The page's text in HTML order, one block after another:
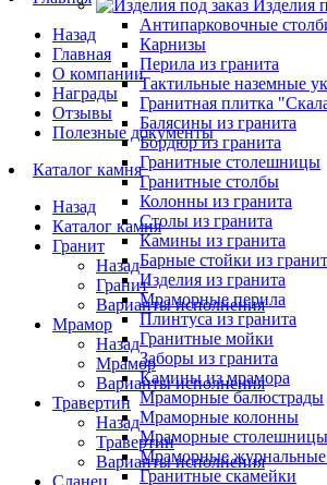
Изделия
Антипарковочные
Карнизы
Перила из гранита
Тактильные наземные
Гранитная плитка
Балясины из гранита
Бордюр из гранита
Гранитные столешницы
Гранитные столбы
Колонны из гранита
Столы из гранита
Камины из гранита
Барные стойки из
Изделия из гранита
Мраморные перила
Плинтуса из гранита
Гранитные мойки
Заборы из гранита
Камины из мрамора
Мраморные балюстрады
Мраморные колонны
Мраморные столешницы
Мраморные журнальные
Гранитные скамейки
Назад
Главная
О компании
Награды
Отзывы
Полезные документы
Каталог камня
Назад
Каталог камня
Гранит
Назад
Гранит
Варианты исполнения
Мрамор
Назад
Мрамор
Варианты исполнения
Травертин
Назад
Травертин
Варианты исполнения
Сланец